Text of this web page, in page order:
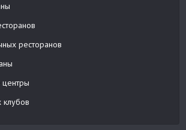
ресторанов
центры
клубов